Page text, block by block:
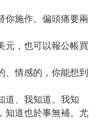
你施作。偏頭痛要兩
元，也可以報公帳買
、情感的，你能想到
道、我知道。我知
知道也於事無補。尤